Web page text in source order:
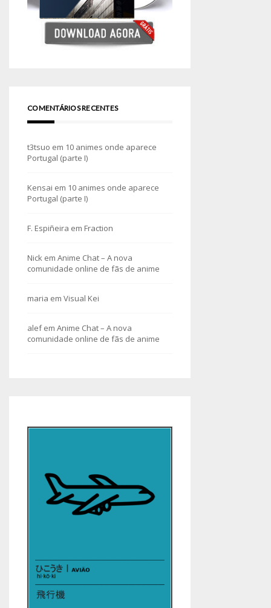
COMENTÁRIOS RECENTES
t3tsuo em 10 animes onde aparece
Portugal (parte I)
Kensai em 10 animes onde aparece
Portugal (parte I)
F. Espiñeira em Fraction
Nick em Anime Chat – A nova
comunidade online de fãs de anime
maria em Visual Kei
alefem Anime Chat – A nova
comunidade online de fãs de anime